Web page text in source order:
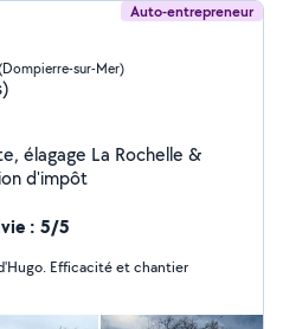
Auto-entrepreneur
sur-Mer)
Rochelle &
d'impôt
: 5/5
Efficacité et chantier